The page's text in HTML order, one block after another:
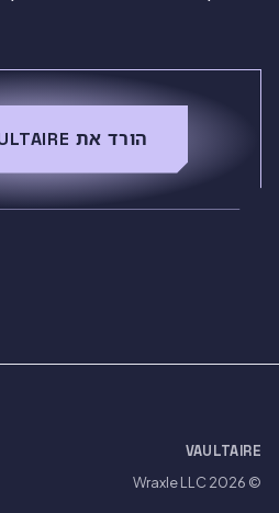
הורד את VAULTAIRE בחינם
VAULTAIRE
© 2026
Wraxle LLC